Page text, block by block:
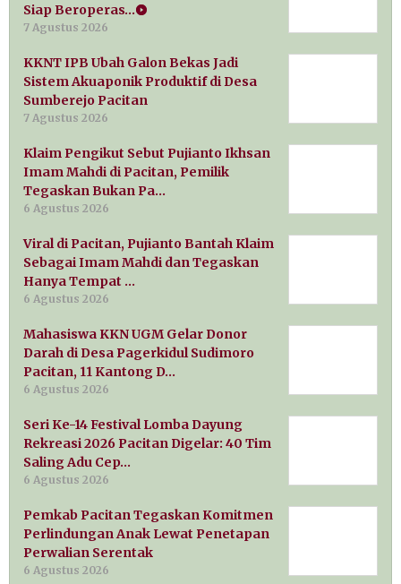
Siap Beroperas…
7 Agustus 2026
KKNT IPB Ubah Galon Bekas Jadi
Sistem Akuaponik Produktif di Desa
Sumberejo Pacitan
7 Agustus 2026
Klaim Pengikut Sebut Pujianto Ikhsan
Imam Mahdi di Pacitan, Pemilik
Tegaskan Bukan Pa…
6 Agustus 2026
Viral di Pacitan, Pujianto Bantah Klaim
Sebagai Imam Mahdi dan Tegaskan
Hanya Tempat …
6 Agustus 2026
Mahasiswa KKN UGM Gelar Donor
Darah di Desa Pagerkidul Sudimoro
Pacitan, 11 Kantong D…
6 Agustus 2026
Seri Ke-14 Festival Lomba Dayung
Rekreasi 2026 Pacitan Digelar: 40 Tim
Saling Adu Cep…
6 Agustus 2026
Pemkab Pacitan Tegaskan Komitmen
Perlindungan Anak Lewat Penetapan
Perwalian Serentak
6 Agustus 2026